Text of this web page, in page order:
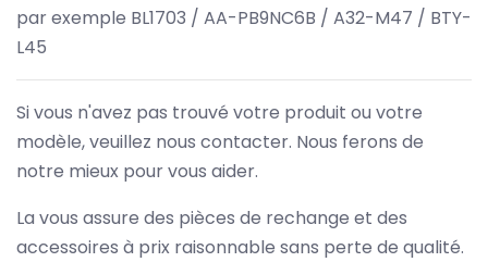
par exemple BL1703 / AA-PB9NC6B / A32-M47 / BTY-
L45
Si vous n'avez pas trouvé votre produit ou votre
modèle, veuillez nous contacter. Nous ferons de
notre mieux pour vous aider.
La vous assure des pièces de rechange et des
accessoires à prix raisonnable sans perte de qualité.